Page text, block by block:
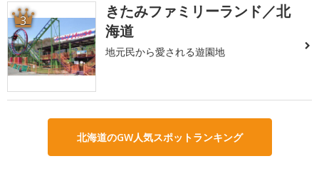
3
きたみファミリーランド／北
海道
地元民から愛される遊園地
北海道のGW人気スポットランキング